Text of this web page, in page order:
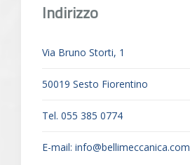
Indirizzo
Via Bruno Storti, 1
50019 Sesto Fiorentino
Tel. 055 385 0774
E-mail: info@bellimeccanica.com